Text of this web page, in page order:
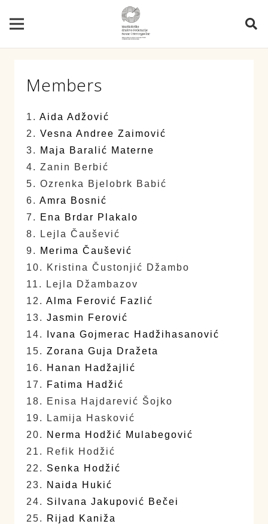
Members
1. Aida Adžović
2. Vesna Andree Zaimović
3.
Maja Baralić Materne
4. Zanin Berbić
5. Ozrenka Bjelobrk Babić
6. Amra Bosnić
7.
Ena Brdar Plakalo
8. Lejla Čaušević
9.
Merima Čaušević
10. Kristina Čustonjić Džambo
11. Lejla Džambazov
12. Alma Ferović Fazlić
13. Jasmin Ferović
14.
Ivana Gojmerac Hadžihasanović
15. Zorana Guja Dražeta
16.
Hanan Hadžajlić
17.
Fatima Hadžić
18. Enisa Hajdarević Šojko
19. Lamija Hasković
20.
Nerma Hodžić Mulabegović
21. Refik Hodžić
22. Senka Hodžić
23.
Naida Hukić
24. Silvana Jakupović Bečei
25.
Rijad Kaniža